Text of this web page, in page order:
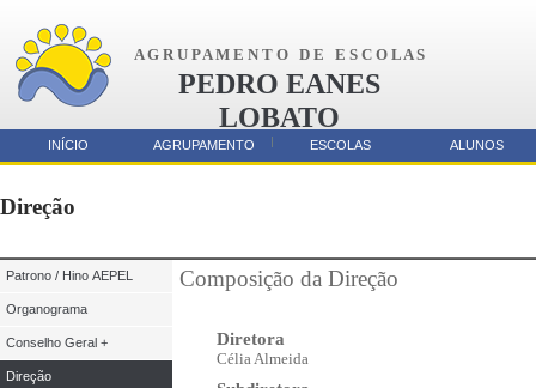
A G R U P A M E N T O D E E S C O L A S
PEDRO EANES
LOBATO
AMORA
Direção
Diretora
Célia Almeida
Composição da Direção
Patrono / Hino AEPEL
Organograma
Conselho Geral +
Direção
Parcerias
INÍCIO AGRUPAMENTO ESCOLAS ALUNOS